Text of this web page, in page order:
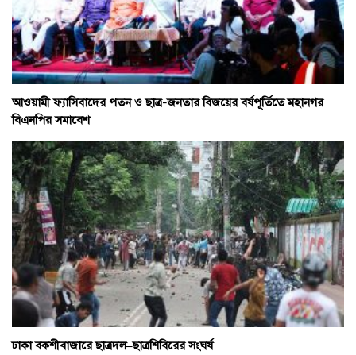
আওয়ামী ফ্যাসিবাদের পতন ও ছাত্র-জনতার বিজয়ের বর্ষপূর্তিতে মহানগর
বিএনপির সমাবেশ
ঢাকা বকশীবাজারে ছাত্রদল–ছাত্রশিবিরের সংঘর্ষ